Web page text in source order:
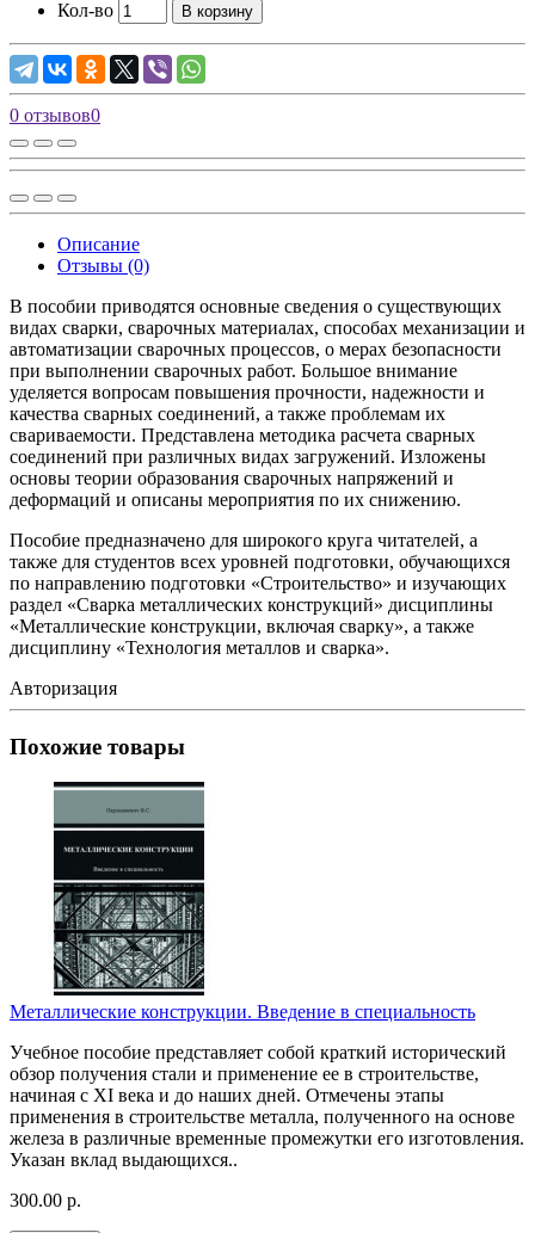
Кол-во В корзину
0 отзывов0
Описание
Отзывы (0)
В пособии приводятся основные сведения о существующих
видах сварки, сварочных материалах, способах механизации и
автоматизации сварочных процессов, о мерах безопасности
при выполнении сварочных работ. Большое внимание
уделяется вопросам повышения прочности, надежности и
качества сварных соединений, а также проблемам их
свариваемости. Представлена методика расчета сварных
соединений при различных видах загружений. Изложены
основы теории образования сварочных напряжений и
деформаций и описаны мероприятия по их снижению.
Пособие предназначено для широкого круга читателей, а
также для студентов всех уровней подготовки, обучающихся
по направлению подготовки «Строительство» и изучающих
раздел «Сварка металлических конструкций» дисциплины
«Металлические конструкции, включая сварку», а также
дисциплину «Технология металлов и сварка».
Авторизация
Похожие товары
Металлические конструкции. Введение в специальность
Учебное пособие представляет собой краткий исторический
обзор получения стали и применение ее в строительстве,
начиная с XI века и до наших дней. Отмечены этапы
применения в строительстве металла, полученного на основе
железа в различные временные промежутки его изготовления.
Указан вклад выдающихся..
300.00 р.